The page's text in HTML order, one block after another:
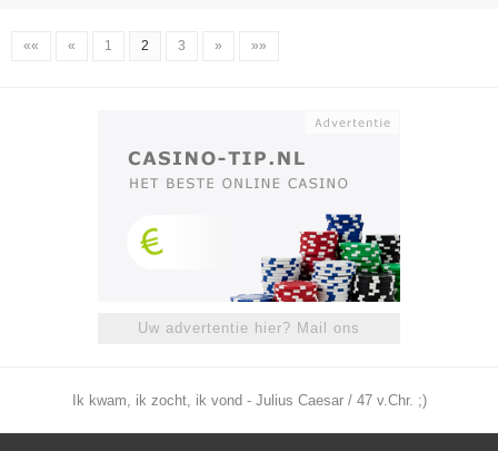
«« « 1 2 3 » »»
Uw advertentie hier? Mail ons
Ik kwam, ik zocht, ik vond - Julius Caesar / 47 v.Chr. ;)